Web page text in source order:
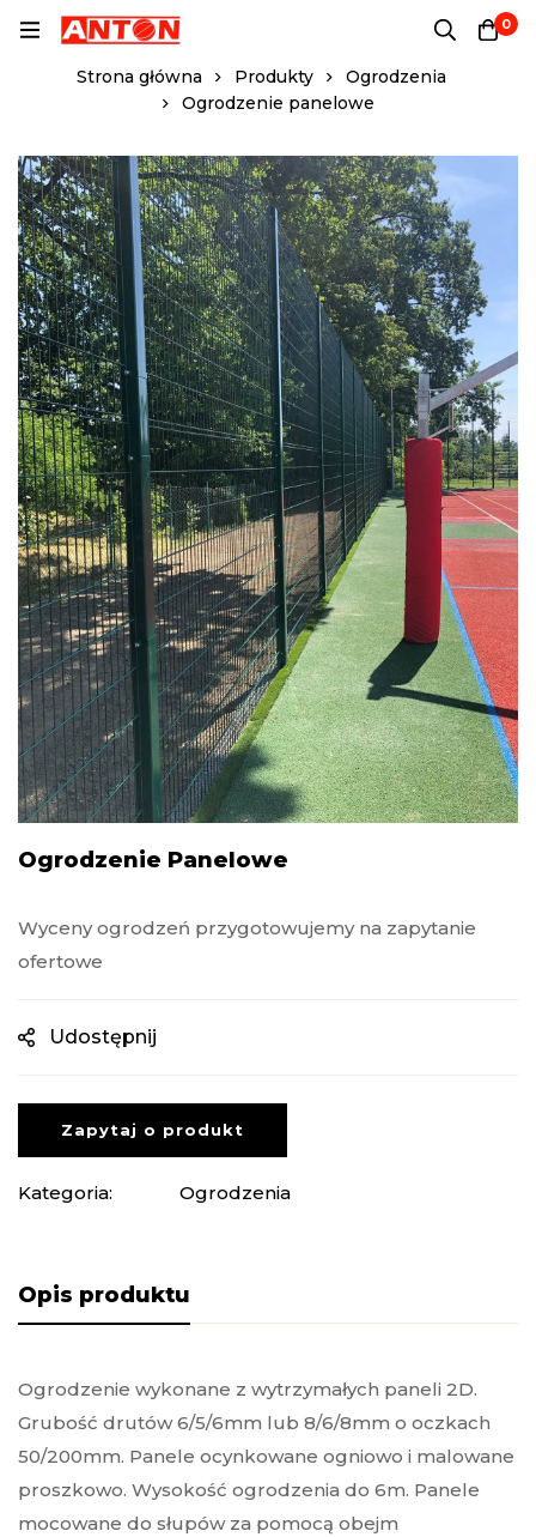
0
Strona główna Produkty
Ogrodzenia
Ogrodzenie panelowe
Ogrodzenie Panelowe
Wyceny ogrodzeń przygotowujemy na zapytanie
ofertowe
Udostępnij
Zapytaj o produkt
Kategoria: Ogrodzenia
Opis produktu
Ogrodzenie wykonane z wytrzymałych paneli 2D.
Grubość drutów 6/5/6mm lub 8/6/8mm o oczkach
50/200mm. Panele ocynkowane ogniowo i malowane
proszkowo. Wysokość ogrodzenia do 6m. Panele
mocowane do słupów za pomocą obejm